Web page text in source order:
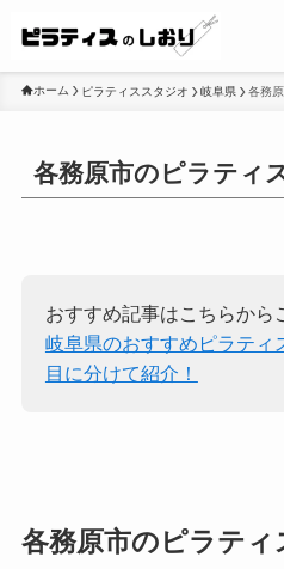
ホーム ピラティススタジオ 岐阜県 各務
各務原市のピラティ
おすすめ記事はこちらから
岐阜県のおすすめピラティ
目に分けて紹介！
各務原市のピラティ